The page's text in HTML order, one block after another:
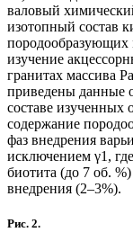
валовый
изотопный состав
породообразующих
изучение
гранитах массива
приведены данные
составе изученных
содержание
фаз внедрения
исключением γ1,
биотита (до 7 об.
внедрения (2–3%).
Рис. 2.